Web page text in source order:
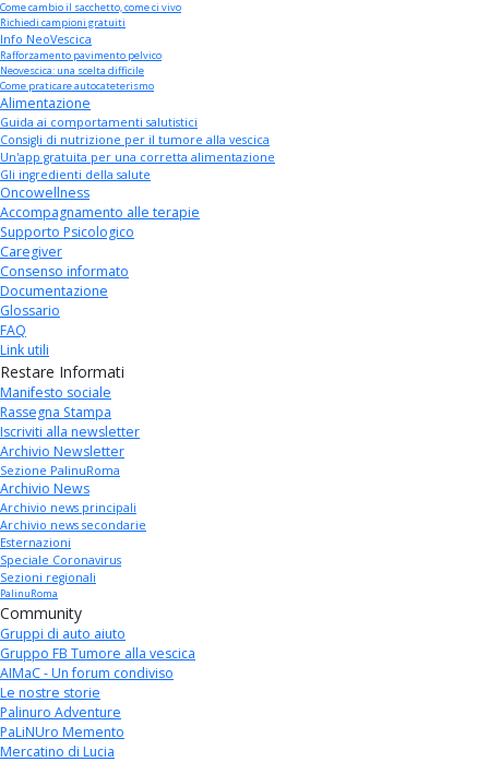
Come cambio il sacchetto, come ci vivo
Richiedi campioni gratuiti
Info NeoVescica
Rafforzamento pavimento pelvico
Neovescica: una scelta difficile
Come praticare autocateterismo
Alimentazione
Guida ai comportamenti salutistici
Consigli di nutrizione per il tumore alla vescica
Un'app gratuita per una corretta alimentazione
Gli ingredienti della salute
Oncowellness
Accompagnamento alle terapie
Supporto Psicologico
Caregiver
Consenso informato
Documentazione
Glossario
FAQ
Link utili
Restare Informati
Manifesto sociale
Rassegna Stampa
Iscriviti alla newsletter
Archivio Newsletter
Sezione PalinuRoma
Archivio News
Archivio news principali
Archivio news secondarie
Esternazioni
Speciale Coronavirus
Sezioni regionali
PalinuRoma
Community
Gruppi di auto aiuto
Gruppo FB Tumore alla vescica
AIMaC - Un forum condiviso
Le nostre storie
Palinuro Adventure
PaLiNUro Memento
Mercatino di Lucia